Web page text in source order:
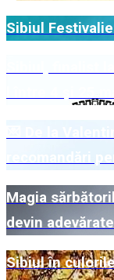
Sibiul
recomandări
Magia
devin
Sibiul în